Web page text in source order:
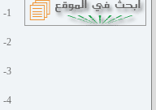
1- قسم اللغات
2- قسم الطباعة على الآلة الكاتبة
3- قسم الخياطة و التفصيل
4- قسم تعليم الأميّات